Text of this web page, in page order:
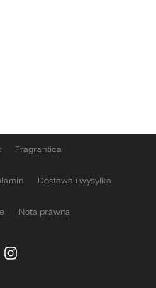
Fragrantica
Dostawa i wysyłka
Nota prawna
Instagram